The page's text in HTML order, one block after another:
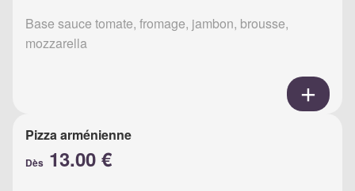
Base sauce tomate, fromage, jambon, brousse,
mozzarella
Pizza arménienne
Dès 13.00 €